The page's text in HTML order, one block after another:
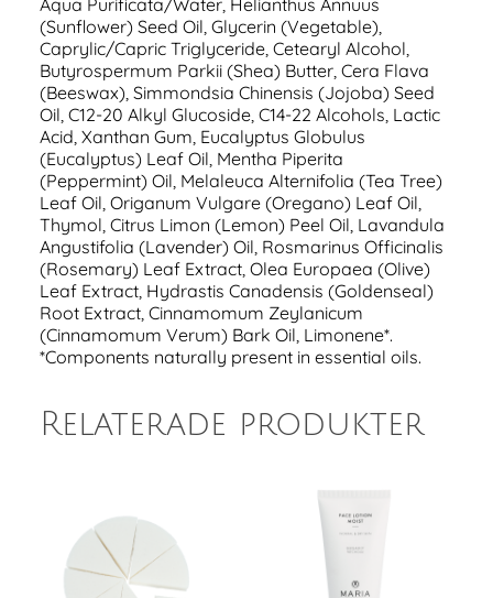
Aqua Purificata/Water, Helianthus Annuus
(Sunflower) Seed Oil, Glycerin (Vegetable),
Caprylic/Capric Triglyceride, Cetearyl Alcohol,
Butyrospermum Parkii (Shea) Butter, Cera Flava
(Beeswax), Simmondsia Chinensis (Jojoba) Seed
Oil, C12-20 Alkyl Glucoside, C14-22 Alcohols, Lactic
Acid, Xanthan Gum, Eucalyptus Globulus
(Eucalyptus) Leaf Oil, Mentha Piperita
(Peppermint) Oil, Melaleuca Alternifolia (Tea Tree)
Leaf Oil, Origanum Vulgare (Oregano) Leaf Oil,
Thymol, Citrus Limon (Lemon) Peel Oil, Lavandula
Angustifolia (Lavender) Oil, Rosmarinus Officinalis
(Rosemary) Leaf Extract, Olea Europaea (Olive)
Leaf Extract, Hydrastis Canadensis (Goldenseal)
Root Extract, Cinnamomum Zeylanicum
(Cinnamomum Verum) Bark Oil, Limonene*.
*Components naturally present in essential oils.
Relaterade produkter